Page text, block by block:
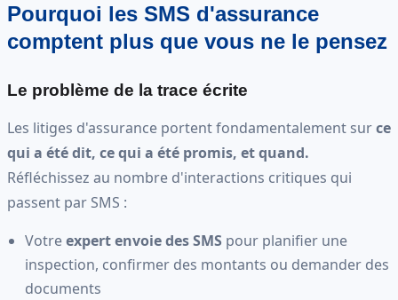
Pourquoi les SMS d'assurance
comptent plus que vous ne le pensez
Le problème de la trace écrite
Les litiges d'assurance portent fondamentalement surce
qui a été dit, ce qui a été promis, et quand.
Réfléchissez au nombre d'interactions critiques qui
passent par SMS :
Votreexpert envoie des SMS pour planifier une
inspection, confirmer des montants ou demander des
documents